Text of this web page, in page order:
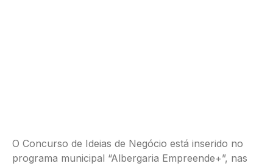
O Concurso de Ideias de Negócio está inserido no
programa municipal “Albergaria Empreende+”, nas